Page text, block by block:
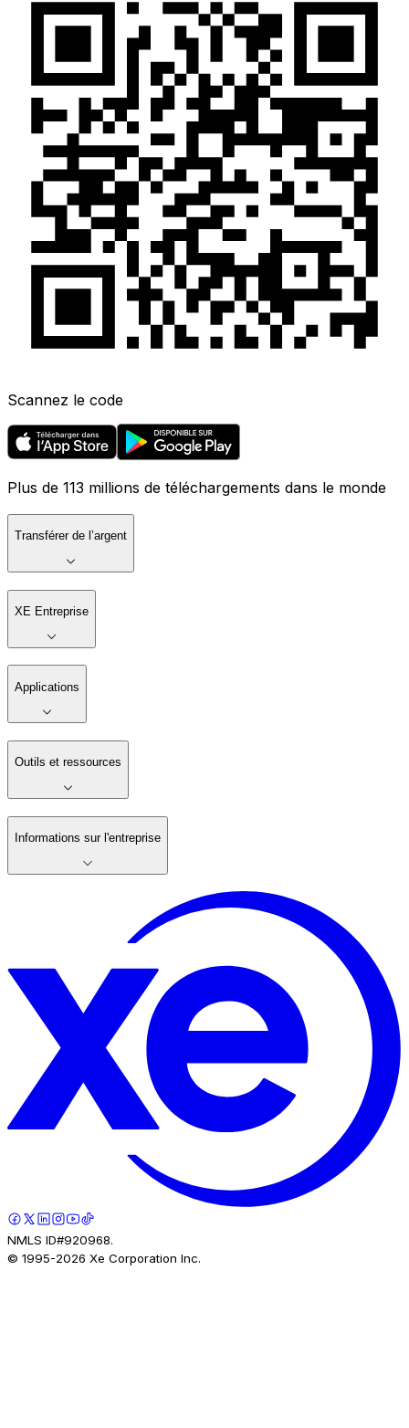
Scannez le code
Plus de 113 millions de téléchargements dans le monde
Transférer de l’argent
XE Entreprise
Applications
Outils et ressources
Informations sur l'entreprise
NMLS ID#920968.
© 1995-2026 Xe Corporation Inc.